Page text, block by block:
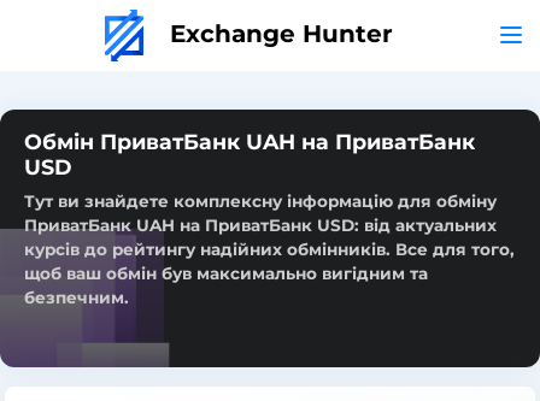
Exchange Hunter
Обмін ПриватБанк UAH на ПриватБанк
USD
Тут ви знайдете комплексну інформацію для обміну
ПриватБанк UAH на ПриватБанк USD: від актуальних
курсів до рейтингу надійних обмінників. Все для того,
щоб ваш обмін був максимально вигідним та
безпечним.